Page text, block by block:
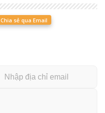
Chia sẻ qua Email